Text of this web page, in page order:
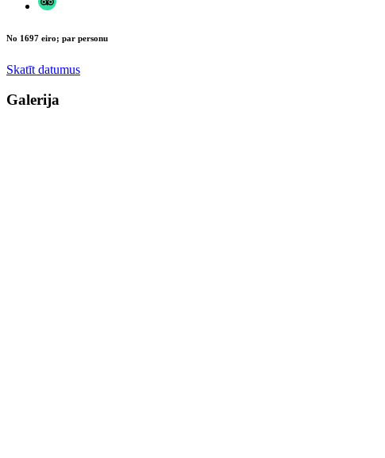
No 1697 eiro; par personu
Skatīt datumus
Galerija